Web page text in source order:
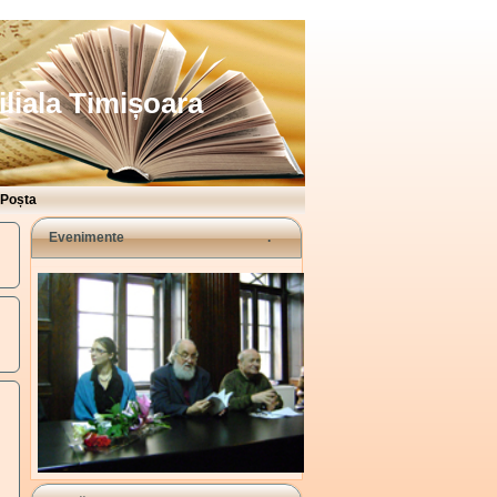
Timișoara
Poșta
Evenimente